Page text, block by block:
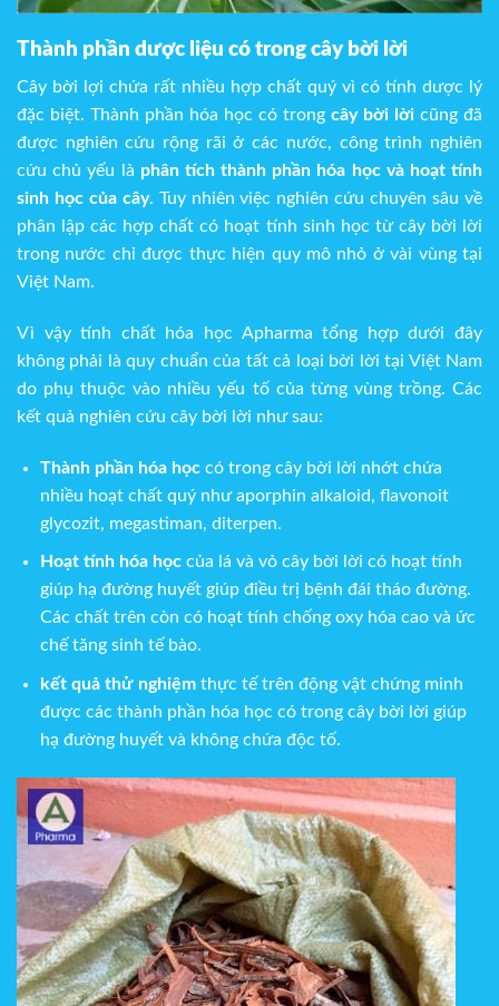
Thành phần dược liệu có trong cây bời lời
Cây bời lợi chứa rất nhiều hợp chất quý vì có tính dược lý
đặc biệt. Thành phần hóa học có trong cây bời lời cũng đã
được nghiên cứu rộng rãi ở các nước, công trình nghiên
cứu chủ yếu là phân tích thành phần hóa học và hoạt tính
sinh học của cây. Tuy nhiên việc nghiên cứu chuyên sâu về
phân lập các hợp chất có hoạt tính sinh học từ cây bời lời
trong nước chỉ được thực hiện quy mô nhỏ ở vài vùng tại
Việt Nam.
Vì vậy tính chất hóa học Apharma tổng hợp dưới đây
không phải là quy chuẩn của tất cả loại bời lời tại Việt Nam
do phụ thuộc vào nhiều yếu tố của từng vùng trồng. Các
kết quả nghiên cứu cây bời lời như sau:
Thành phần hóa họccó trong cây bời lời nhớt chứa
nhiều hoạt chất quý như aporphin alkaloid, flavonoit
glycozit, megastiman, diterpen.
Hoạt tính hóa họccủa lá và vỏ cây bời lời có hoạt tính
giúp hạ đường huyết giúp điều trị bệnh đái tháo đường.
Các chất trên còn có hoạt tính chống oxy hóa cao và ức
chế tăng sinh tế bào.
kết quả thử nghiệmthực tế trên động vật chứng minh
được các thành phần hóa học có trong cây bời lời giúp
hạ đường huyết và không chứa độc tố.